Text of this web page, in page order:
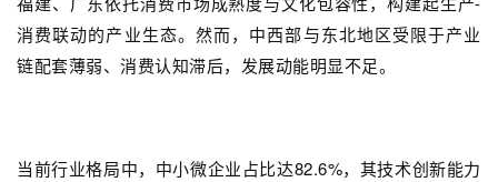
消费联动的产业生态。然而，中西部与东北地区受限于产业
链配套薄弱、消费认知滞后，发展动能明显不足。
当前行业格局中，中小微企业占比达82.6%，其技术创新能力